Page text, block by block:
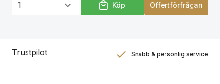
Köp Offertförfrågan
Trustpilot Snabb & personlig service